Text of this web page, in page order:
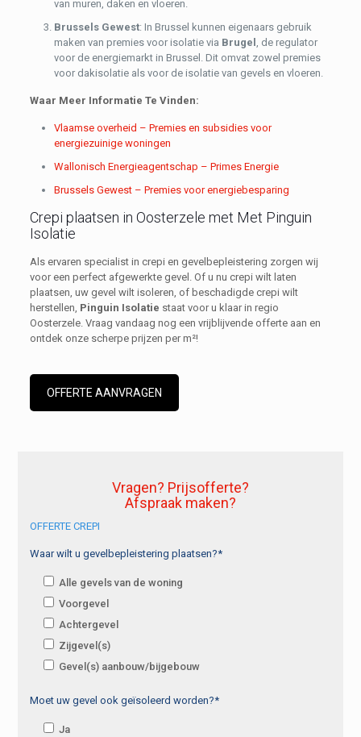
van muren, daken en vloeren.
Brussels Gewest: In Brussel kunnen eigenaars gebruik
maken van premies voor isolatie via Brugel , de regulator
voor de energiemarkt in Brussel. Dit omvat zowel premies
voor dakisolatie als voor de isolatie van gevels en vloeren.
Waar Meer Informatie Te Vinden:
Vlaamse overheid – Premies en subsidies voor
energiezuinige woningen
Wallonisch Energieagentschap – Primes Energie
Brussels Gewest – Premies voor energiebesparing
Crepi plaatsen in Oosterzele met Met Pinguin
Isolatie
Als ervaren specialist in crepi en gevelbepleistering zorgen wij
voor een perfect afgewerkte gevel. Of u nu crepi wilt laten
plaatsen, uw gevel wilt isoleren, of beschadigde crepi wilt
herstellen, Pinguin Isolatie staat voor u klaar in regio
Oosterzele. Vraag vandaag nog een vrijblijvende offerte aan en
ontdek onze scherpe prijzen per m²!
OFFERTE AANVRAGEN
Vragen? Prijsofferte?
Afspraak maken?
OFFERTE CREPI
Waar wilt u gevelbepleistering plaatsen?*
Alle gevels van de woning
Voorgevel
Achtergevel
Zijgevel(s)
Gevel(s) aanbouw/bijgebouw
Moet uw gevel ook geïsoleerd worden?*
Ja